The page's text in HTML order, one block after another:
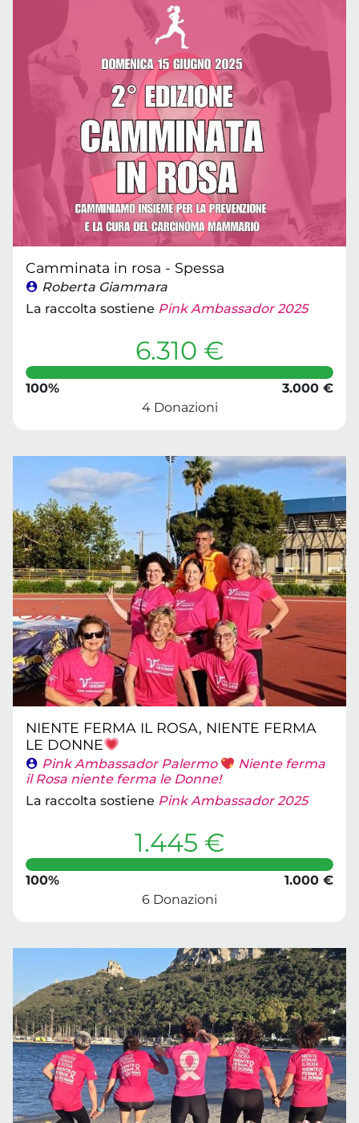
Camminata in rosa - Spessa
Roberta Giammara
La raccolta sostiene Pink Ambassador 2025
6.310 €
100%
3.000 €
4 Donazioni
NIENTE FERMA IL ROSA, NIENTE FERMA
LE DONNE
Pink Ambassador Palermo
Niente ferma
il Rosa niente ferma le Donne!
La raccolta sostiene Pink Ambassador 2025
1.445 €
100%
1.000 €
6 Donazioni